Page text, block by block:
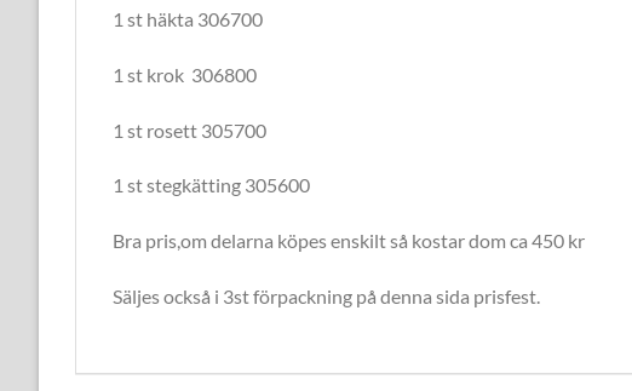
1 st häkta 306700
1 st krok 306800
1 st rosett 305700
1 st stegkätting 305600
Bra pris,om delarna köpes enskilt så kostar dom ca 450 kr
Säljes också i 3st förpackning på denna sida prisfest.